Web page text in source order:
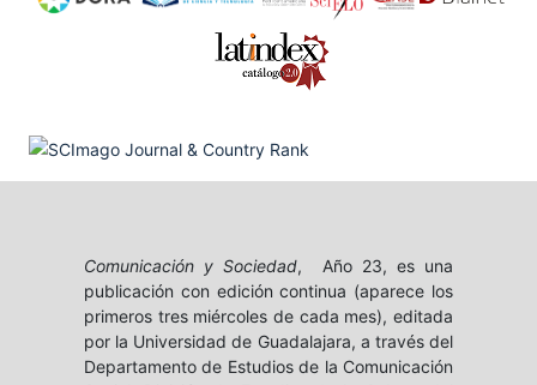
Comunicación y Sociedad, Año 23, es una
publicación con edición continua (aparece los
primeros tres miércoles de cada mes), editada
por la Universidad de Guadalajara, a través del
Departamento de Estudios de la Comunicación